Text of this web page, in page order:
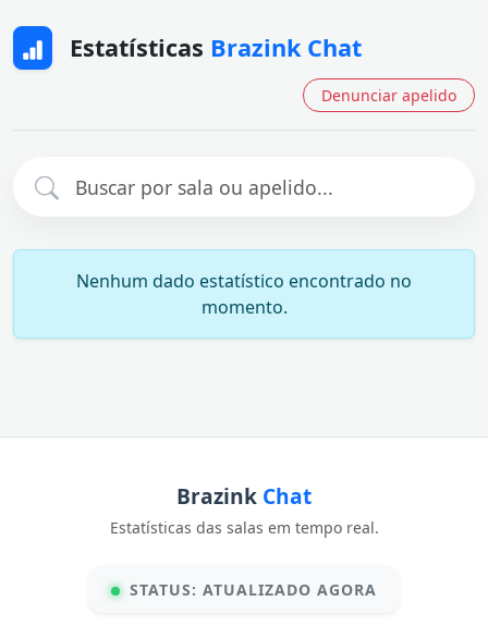
Estatísticas Brazink Chat
Denunciar apelido
Nenhum dado estatístico encontrado no
momento.
Brazink Chat
Estatísticas das salas em tempo real.
STATUS: ATUALIZADO AGORA